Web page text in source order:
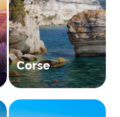
Corse